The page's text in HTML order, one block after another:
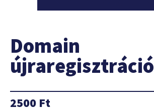
Domain
újraregisztráció
2500 Ft